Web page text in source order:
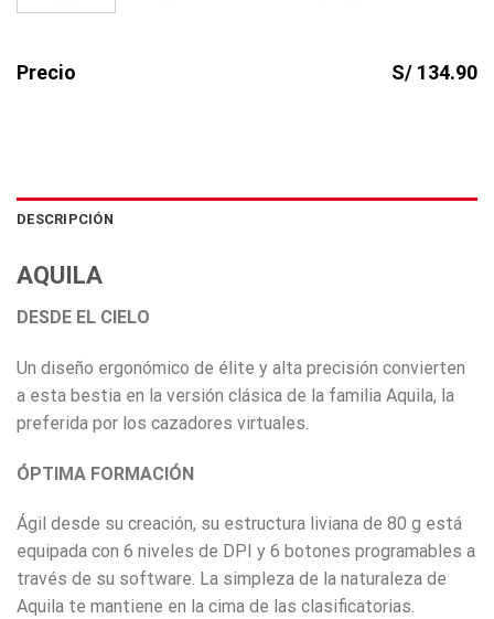
Precio S/ 134.90
DESCRIPCIÓN
AQUILA
DESDE EL CIELO
Un diseño ergonómico de élite y alta precisión convierten
a esta bestia en la versión clásica de la familia Aquila, la
preferida por los cazadores virtuales.
ÓPTIMA FORMACIÓN
Ágil desde su creación, su estructura liviana de 80 g está
equipada con 6 niveles de DPI y 6 botones programables a
través de su software. La simpleza de la naturaleza de
Aquila te mantiene en la cima de las clasificatorias.